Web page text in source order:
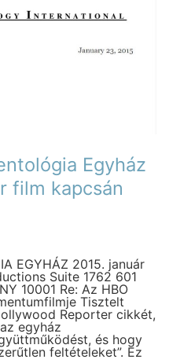
Egyház
film kapcsán
EGYHÁZ 2015. január
Suite 1762 601
10001 Re: Az HBO
Tisztelt
Reporter cikkét,
egyház
és hogy
feltételeket”. Ez